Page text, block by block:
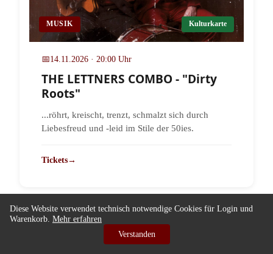
MUSIK Kulturkarte
📅14.11.2026 · 20:00 Uhr
THE LETTNERS COMBO - "Dirty
Roots"
...röhrt, kreischt, trenzt, schmalzt sich durch
Liebesfreud und -leid im Stile der 50ies.
Tickets→
Diese Website verwendet technisch notwendige Cookies für Login und
Warenkorb. Mehr erfahren
Verstanden